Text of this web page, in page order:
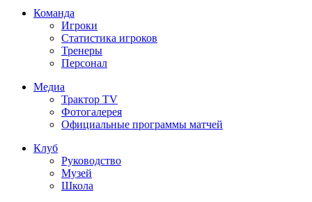
Команда
Игроки
Статистика игроков
Тренеры
Персонал
Медиа
Трактор TV
Фотогалерея
Официальные программы матчей
Клуб
Руководство
Музей
Школа